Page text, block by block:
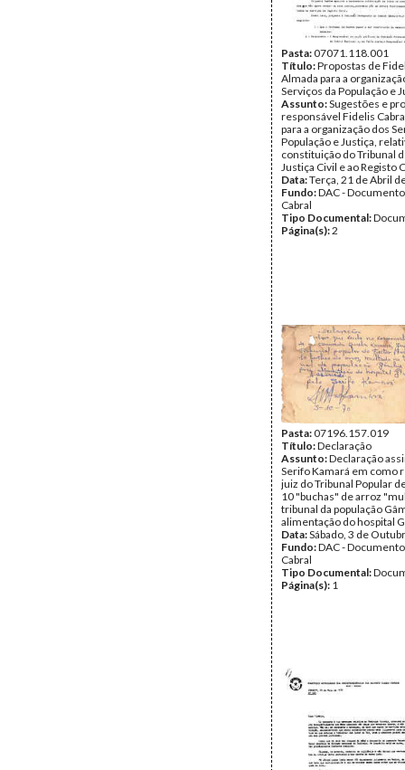
Pasta:07071.118.001
Título:Propostas de
Almada para a
Serviços da População e
Assunto:Sugestões e
responsável Fidelis
para a organização dos
População e Justiça,
constituição do Tribunal
Justiça Civil e ao Registo
Data:Terça, 21 de Abril
Fundo:DAC -
Cabral
Tipo Documental:
Página(s):2
Pasta:07196.157.019
Título:Declaração
Assunto:Declaração
Serifo Kamará em como
juiz do Tribunal Popular
10 "buchas" de arroz
tribunal da população
alimentação do hospital
Data:Sábado, 3 de
Fundo:DAC -
Cabral
Tipo Documental:
Página(s): 1